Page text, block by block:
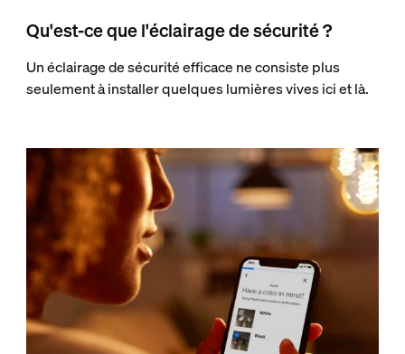
Qu'est-ce que l'éclairage de sécurité ?
Un éclairage de sécurité efficace ne consiste plus
seulement à installer quelques lumières vives ici et là.